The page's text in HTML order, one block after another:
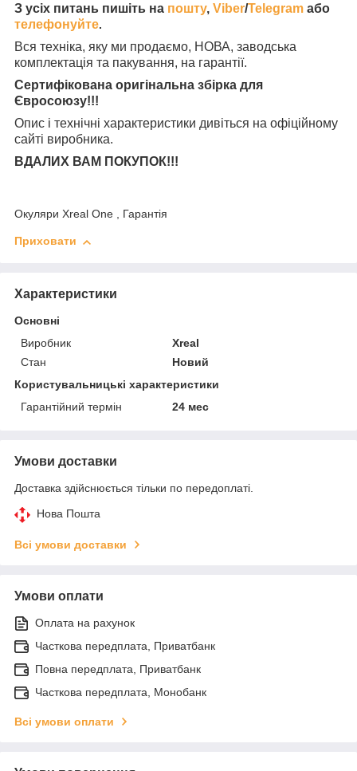
З усіх питань пишіть на пошту, Viber/Telegram або
телефонуйте.
Вся техніка, яку ми продаємо, НОВА, заводська
комплектація та пакування, на гарантії.
Сертифікована оригінальна збірка для
Євросоюзу!!!
Опис і технічні характеристики дивіться на офіційному
сайті виробника.
ВДАЛИХ ВАМ ПОКУПОК!!!
Окуляри Xreal One , Гарантія
Приховати
Характеристики
Основні
Виробник
Xreal
Стан
Новий
Користувальницькі характеристики
Гарантійний термін
24 мес
Умови доставки
Доставка здійснюється тільки по передоплаті.
Нова Пошта
Всі умови доставки
Умови оплати
Оплата на рахунок
Часткова передплата, Приватбанк
Повна передплата, Приватбанк
Часткова передплата, Монобанк
Всі умови оплати